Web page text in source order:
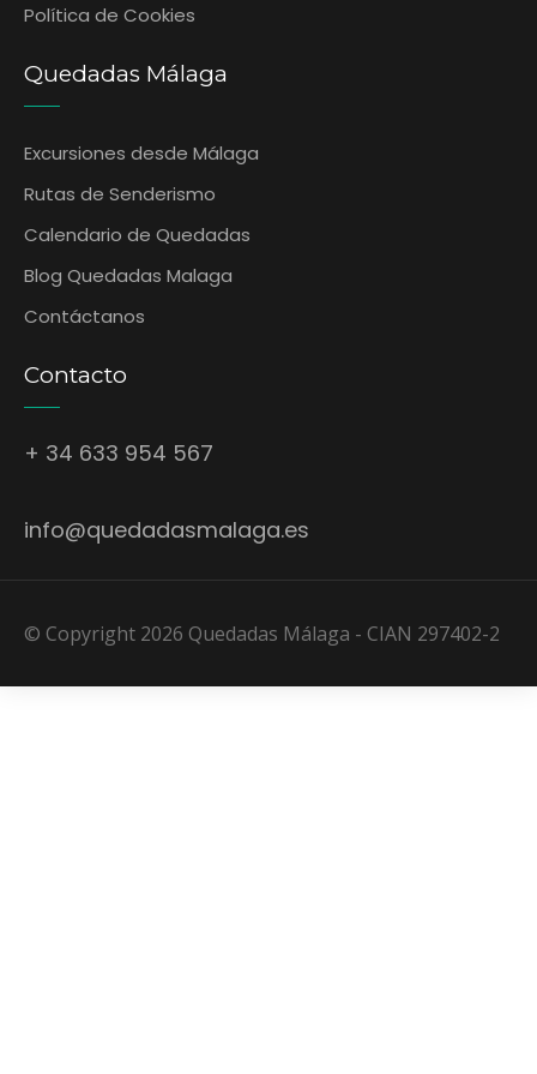
Política de Cookies
Quedadas Málaga
Excursiones desde Málaga
Rutas de Senderismo
Calendario de Quedadas
Blog Quedadas Malaga
Contáctanos
Contacto
+ 34 633 954 567
info@quedadasmalaga.es
© Copyright 2026 Quedadas Málaga - CIAN 297402-2